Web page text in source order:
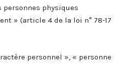
physiques
» (article 4 de la loi n° 78-17
personnel », « personne